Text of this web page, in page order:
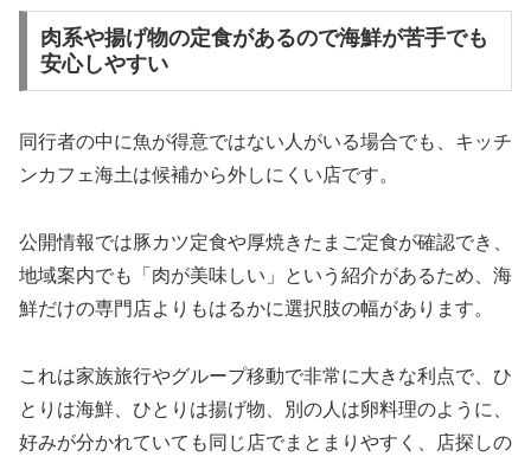
肉系や揚げ物の定食があるので海鮮が苦手でも
安心しやすい
同行者の中に魚が得意ではない人がいる場合でも、キッチ
ンカフェ海土は候補から外しにくい店です。
公開情報では豚カツ定食や厚焼きたまご定食が確認でき、
地域案内でも「肉が美味しい」という紹介があるため、海
鮮だけの専門店よりもはるかに選択肢の幅があります。
これは家族旅行やグループ移動で非常に大きな利点で、ひ
とりは海鮮、ひとりは揚げ物、別の人は卵料理のように、
好みが分かれていても同じ店でまとまりやすく、店探しの